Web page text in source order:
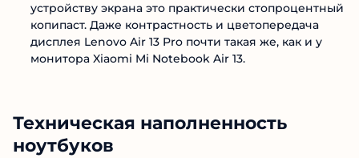
устройству экрана это практически стопроцентный
копипаст. Даже контрастность и цветопередача
дисплея Lenovo Air 13 Pro почти такая же, как и у
монитора Xiaomi Mi Notebook Air 13.
Техническая наполненность
ноутбуков